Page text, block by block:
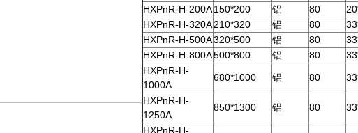
HXPnR-H-200A150*200 铝 80
HXPnR-H-320A210*320 铝 80
HXPnR-H-500A320*500 铝 80
HXPnR-H-800A500*800 铝 80
HXPnR-H-
1000A
680*1000 铝 80
HXPnR-H-
1250A
850*1300 铝 80
HXPnR-H-